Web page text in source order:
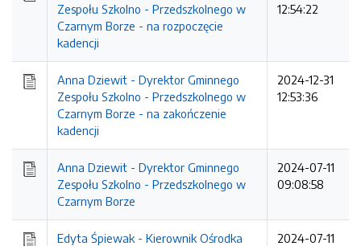
Zespołu Szkolno - Przedszkolnego w
Czarnym Borze - na rozpoczęcie
kadencji
12:54:22
Anna Dziewit - Dyrektor Gminnego
Zespołu Szkolno - Przedszkolnego w
Czarnym Borze - na zakończenie
kadencji
2024-12-31
12:53:36
Anna Dziewit - Dyrektor Gminnego
Zespołu Szkolno - Przedszkolnego w
Czarnym Borze
2024-07-11
09:08:58
Edyta Śpiewak - Kierownik Ośrodka
2024-07-11